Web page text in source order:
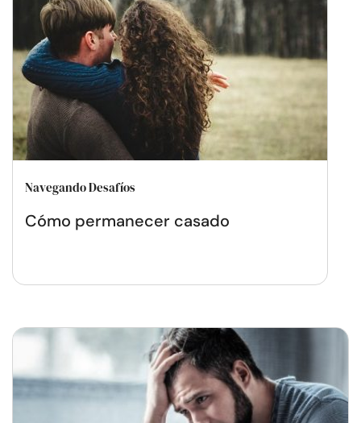
Navegando Desafíos
Cómo permanecer casado